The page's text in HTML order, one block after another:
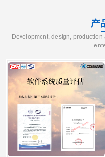
产
Development, design,